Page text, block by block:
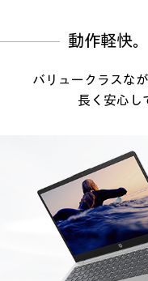
動作軽快
バリュークラスな
長く安心し